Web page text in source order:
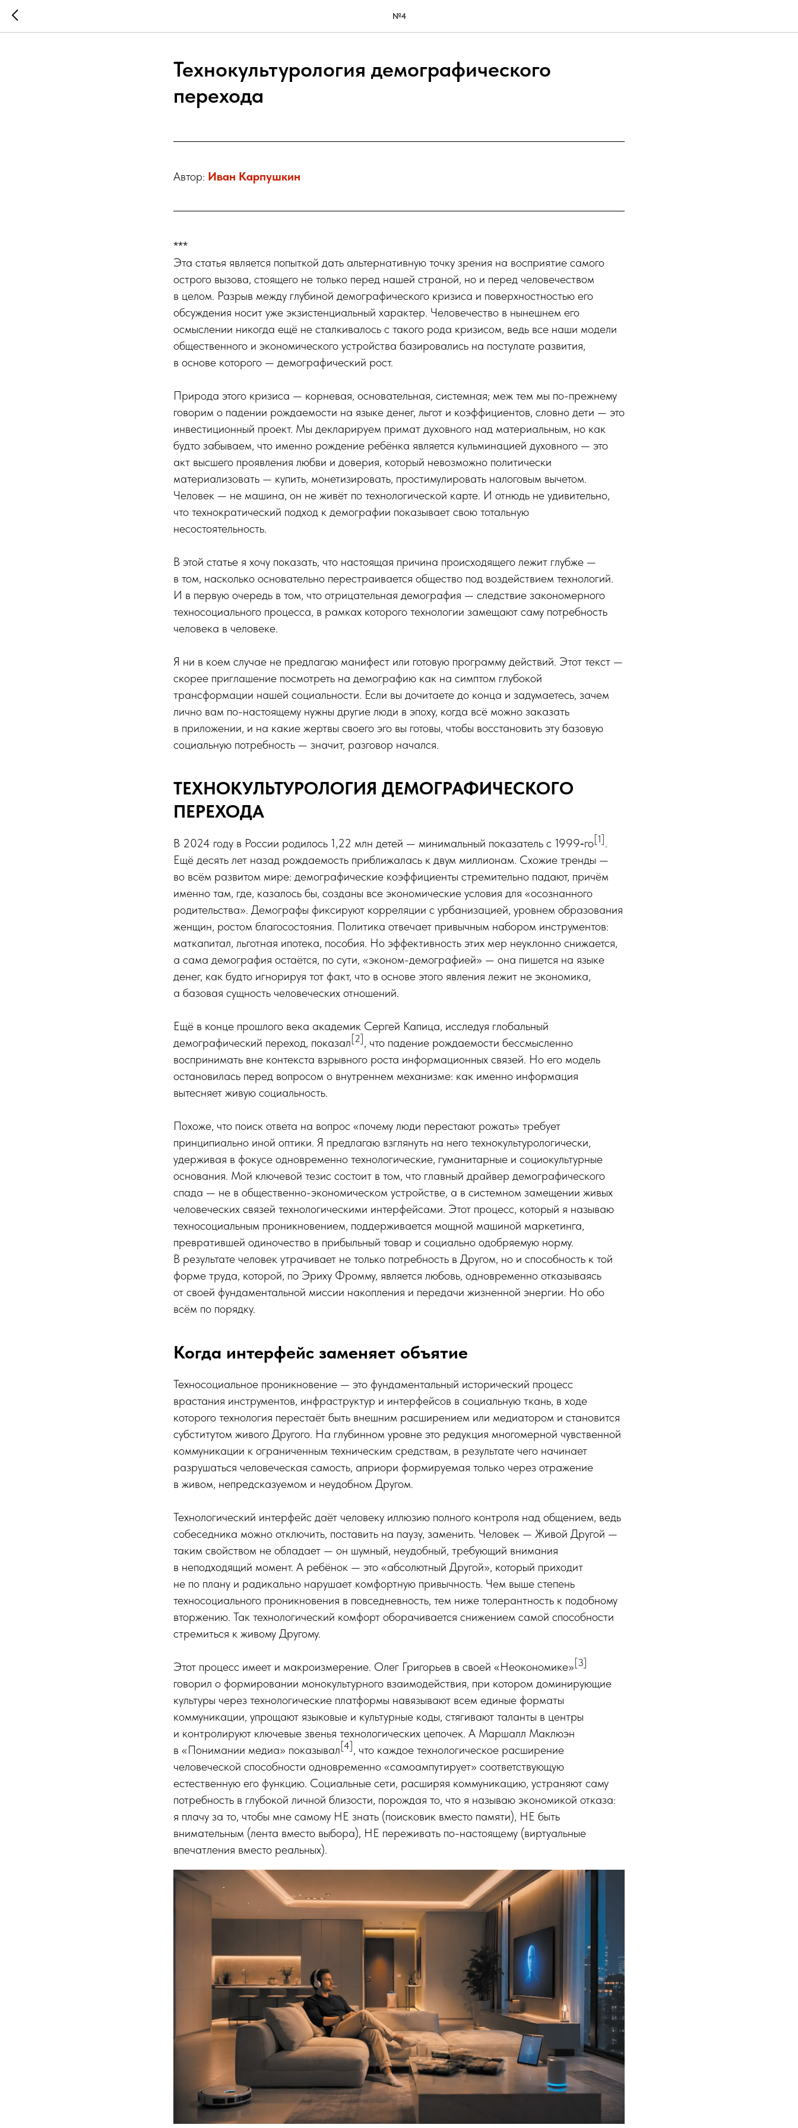
№4
Технокультурология демографического
перехода
Автор: Иван Карпушкин
***
Эта статья является попыткой дать альтернативную точку зрения на восприятие самого
острого вызова, стоящего не только перед нашей страной, но и перед человечеством
в целом. Разрыв между глубиной демографического кризиса и поверхностностью его
обсуждения носит уже экзистенциальный характер. Человечество в нынешнем его
осмыслении никогда ещё не сталкивалось с такого рода кризисом, ведь все наши модели
общественного и экономического устройства базировались на постулате развития,
в основе которого — демографический рост.
Природа этого кризиса — корневая, основательная, системная; меж тем мы по-прежнему
говорим о падении рождаемости на языке денег, льгот и коэффициентов, словно дети — это
инвестиционный проект. Мы декларируем примат духовного над материальным, но как
будто забываем, что именно рождение ребёнка является кульминацией духовного — это
акт высшего проявления любви и доверия, который невозможно политически
материализовать — купить, монетизировать, простимулировать налоговым вычетом.
Человек — не машина, он не живёт по технологической карте. И отнюдь не удивительно,
что технократический подход к демографии показывает свою тотальную
несостоятельность.
В этой статье я хочу показать, что настоящая причина происходящего лежит глубже —
в том, насколько основательно перестраивается общество под воздействием технологий.
И в первую очередь в том, что отрицательная демография — следствие закономерного
техносоциального процесса, в рамках которого технологии замещают саму потребность
человека в человеке.
Я ни в коем случае не предлагаю манифест или готовую программу действий. Этот текст —
скорее приглашение посмотреть на демографию как на симптом глубокой
трансформации нашей социальности. Если вы дочитаете до конца и задумаетесь, зачем
лично вам по-настоящему нужны другие люди в эпоху, когда всё можно заказать
в приложении, и на какие жертвы своего эго вы готовы, чтобы восстановить эту базовую
социальную потребность — значит, разговор начался.
ТЕХНОКУЛЬТУРОЛОГИЯ ДЕМОГРАФИЧЕСКОГО
ПЕРЕХОДА
В 2024 году в России родилось 1,22 млн детей — минимальный показатель с 1999‑го [1] .
Ещё десять лет назад рождаемость приближалась к двум миллионам. Схожие тренды —
во всём развитом мире: демографические коэффициенты стремительно падают, причём
именно там, где, казалось бы, созданы все экономические условия для «осознанного
родительства». Демографы фиксируют корреляции с урбанизацией, уровнем образования
женщин, ростом благосостояния. Политика отвечает привычным набором инструментов:
маткапитал, льготная ипотека, пособия. Но эффективность этих мер неуклонно снижается,
а сама демография остаётся, по сути, «эконом-демографией» — она пишется на языке
денег, как будто игнорируя тот факт, что в основе этого явления лежит не экономика,
а базовая сущность человеческих отношений.
Ещё в конце прошлого века академик Сергей Капица, исследуя глобальный
демографический переход, показал [2] , что падение рождаемости бессмысленно
воспринимать вне контекста взрывного роста информационных связей. Но его модель
остановилась перед вопросом о внутреннем механизме: как именно информация
вытесняет живую социальность.
Похоже, что поиск ответа на вопрос «почему люди перестают рожать» требует
принципиально иной оптики. Я предлагаю взглянуть на него технокультурологически,
удерживая в фокусе одновременно технологические, гуманитарные и социокультурные
основания. Мой ключевой тезис состоит в том, что главный драйвер демографического
спада — не в общественно-экономическом устройстве, а в системном замещении живых
человеческих связей технологическими интерфейсами. Этот процесс, который я называю
техносоциальным проникновением, поддерживается мощной машиной маркетинга,
превратившей одиночество в прибыльный товар и социально одобряемую норму.
В результате человек утрачивает не только потребность в Другом, но и способность к той
форме труда, которой, по Эриху Фромму, является любовь, одновременно отказываясь
от своей фундаментальной миссии накопления и передачи жизненной энергии. Но обо
всём по порядку.
Когда интерфейс заменяет объятие
Техносоциальное проникновение — это фундаментальный исторический процесс
врастания инструментов, инфраструктур и интерфейсов в социальную ткань, в ходе
которого технология перестаёт быть внешним расширением или медиатором и становится
субститутом живого Другого. На глубинном уровне это редукция многомерной чувственной
коммуникации к ограниченным техническим средствам, в результате чего начинает
разрушаться человеческая самость, априори формируемая только через отражение
в живом, непредсказуемом и неудобном Другом.
Технологический интерфейс даёт человеку иллюзию полного контроля над общением, ведь
собеседника можно отключить, поставить на паузу, заменить. Человек — Живой Другой —
таким свойством не обладает — он шумный, неудобный, требующий внимания
в неподходящий момент. А ребёнок — это «абсолютный Другой», который приходит
не по плану и радикально нарушает комфортную привычность. Чем выше степень
техносоциального проникновения в повседневность, тем ниже толерантность к подобному
вторжению. Так технологический комфорт оборачивается снижением самой способности
стремиться к живому Другому.
Этот процесс имеет и макроизмерение. Олег Григорьев в своей «Неокономике» [3]
говорил о формировании монокультурного взаимодействия, при котором доминирующие
культуры через технологические платформы навязывают всем единые форматы
коммуникации, упрощают языковые и культурные коды, стягивают таланты в центры
и контролируют ключевые звенья технологических цепочек. А Маршалл Маклюэн
в «Понимании медиа» показывал [4] , что каждое технологическое расширение
человеческой способности одновременно «самоампутирует» соответствующую
естественную его функцию. Социальные сети, расширяя коммуникацию, устраняют саму
потребность в глубокой личной близости, порождая то, что я называю экономикой отказа:
я плачу за то, чтобы мне самому НЕ знать (поисковик вместо памяти), НЕ быть
внимательным (лента вместо выбора), НЕ переживать по-настоящему (виртуальные
впечатления вместо реальных).